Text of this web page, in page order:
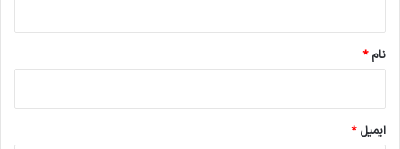
نام*
ایمیل*